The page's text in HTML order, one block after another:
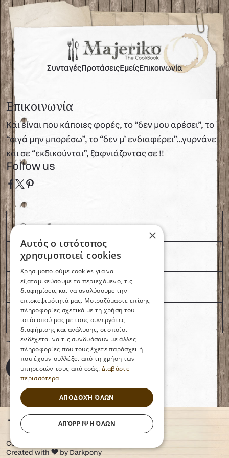
ΣυνταγέςΠροτάσεις Επικοινωνία
Εμείς
Επικοινωνία
Και είναι που κάποιες φορές, το “δεν μου αρέσει”, το
“σιγά μην μπορέσω”, το “δεν μ’ ενδιαφέρει”…γυρνάνε
και σε “εκδικούνται”, ξαφνιάζοντας σε !!
Follow us
Αποδοχή τουςόρους χρήσης
ΑΠΟΣΤΟΛΗ
Συνταγές
Γενικά
Γλυκίσματα
Τα πιο δημοφιλή
Φθινοπωρινές Πίτες
LOVE YOURSELF
Σπαράγγια με Βουβαλίσιο Προσούτο
"Ceasar" με καπνιστή πέστροφα
Follow us
Copyright © Majeriko 2026
Created with
by Darkpony
×
Αυτός ο ιστότοπος
χρησιμοποιεί cookies
Χρησιμοποιούμε cookies για να
εξατομικεύσουμε το περιεχόμενο, τις
διαφημίσεις και να αναλύσουμε την
επισκεψιμότητά μας. Μοιραζόμαστε επίσης
πληροφορίες σχετικά με τη χρήση του
ιστότοπού μας με τους συνεργάτες
διαφήμισης και ανάλυσης, οι οποίοι
ενδέχεται να τις συνδυάσουν με άλλες
πληροφορίες που τους έχετε παράσχει ή
που έχουν συλλέξει από τη χρήση των
υπηρεσιών τους από εσάς. Διαβάστε
περισσότερα
ΑΠΟΔΟΧΉ ΌΛΩΝ
ΑΠΌΡΡΙΨΗ ΌΛΩΝ